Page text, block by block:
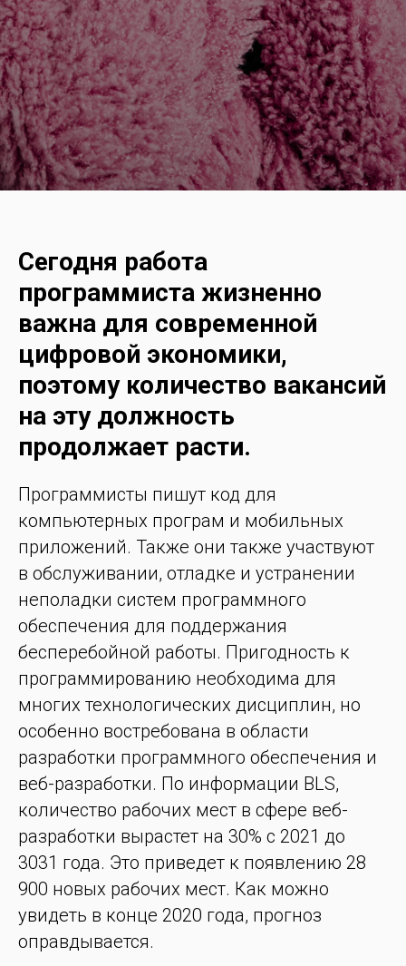
Сегодня работа
программиста жизненно
важна для современной
цифровой экономики,
поэтому количество вакансий
на эту должность
продолжает расти.
Программисты пишут код для
компьютерных програм и мобильных
приложений. Также они также участвуют
в обслуживании, отладке и устранении
неполадки систем программного
обеспечения для поддержания
бесперебойной работы. Пригодность к
программированию необходима для
многих технологических дисциплин, но
особенно востребована в области
разработки программного обеспечения и
веб-разработки. По информации BLS,
количество рабочих мест в сфере веб-
разработки вырастет на 30% с 2021 до
3031 года. Это приведет к появлению 28
900 новых рабочих мест. Как можно
увидеть в конце 2020 года, прогноз
оправдывается.